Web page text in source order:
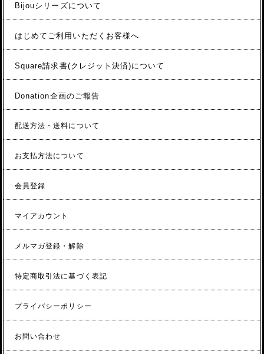
Bijouシリーズについて
はじめてご利用いただくお客様へ
Square請求書(クレジット決済)について
Donation企画のご報告
配送方法・送料について
お支払方法について
会員登録
マイアカウント
メルマガ登録・解除
特定商取引法に基づく表記
プライバシーポリシー
お問い合わせ